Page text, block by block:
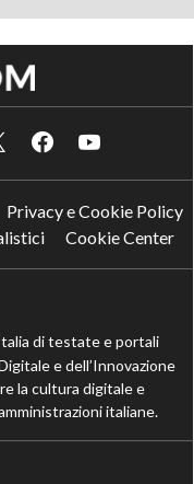
Privacy e Cookie Policy
Cookie Center
di testate e portali
e dell’Innovazione
la cultura digitale e
italiane.